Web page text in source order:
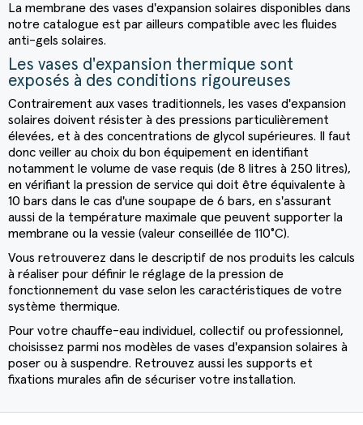
La membrane des vases d'expansion solaires disponibles dans
notre catalogue est par ailleurs compatible avec les fluides
anti-gels solaires.
Les vases d'expansion thermique sont
exposés à des conditions rigoureuses
Contrairement aux vases traditionnels, les vases d'expansion
solaires doivent résister à des pressions particulièrement
élevées, et à des concentrations de glycol supérieures. Il faut
donc veiller au choix du bon équipement en identifiant
notamment le volume de vase requis (de 8 litres à 250 litres),
en vérifiant la pression de service qui doit être équivalente à
10 bars dans le cas d'une soupape de 6 bars, en s'assurant
aussi de la température maximale que peuvent supporter la
membrane ou la vessie (valeur conseillée de 110°C).
Vous retrouverez dans le descriptif de nos produits les calculs
à réaliser pour définir le réglage de la pression de
fonctionnement du vase selon les caractéristiques de votre
système thermique.
Pour votre chauffe-eau individuel, collectif ou professionnel,
choisissez parmi nos modèles de vases d'expansion solaires à
poser ou à suspendre. Retrouvez aussi les supports et
fixations murales afin de sécuriser votre installation.